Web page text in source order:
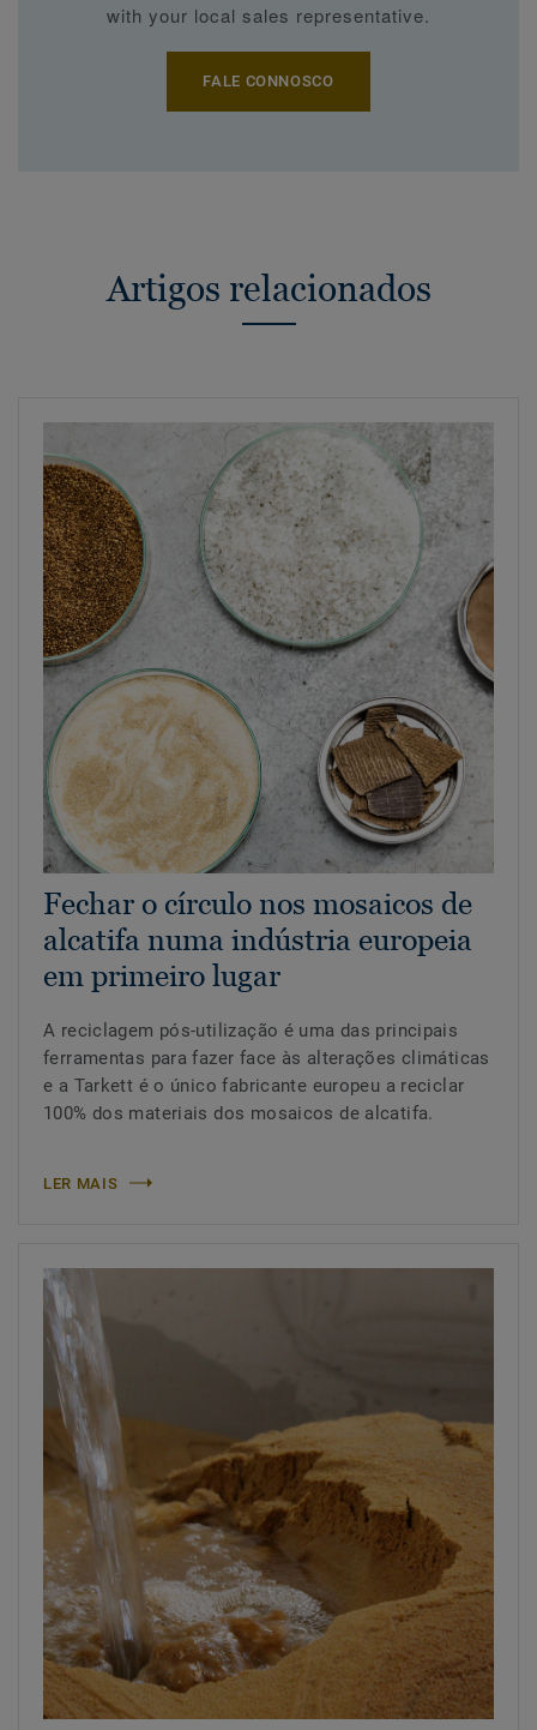
with your local sales representative.
FALE CONNOSCO
Artigos relacionados
Fechar o círculo nos mosaicos de
alcatifa numa indústria europeia
em primeiro lugar
A reciclagem pós-utilização é uma das principais
ferramentas para fazer face às alterações climáticas
e a Tarkett é o único fabricante europeu a reciclar
100% dos materiais dos mosaicos de alcatifa.
LER MAIS